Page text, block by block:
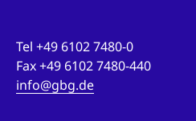
Tel +49 6102 7480-0
Fax+49 6102 7480-440
info@gbg.de